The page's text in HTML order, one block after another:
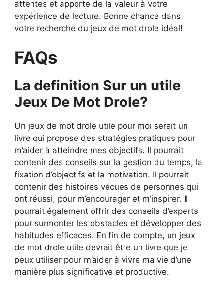
attentes et apporte de la valeur à votre
expérience de lecture. Bonne chance dans
votre recherche du jeux de mot drole idéal!
FAQs
La definition Sur un utile
Jeux De Mot Drole?
Un jeux de mot drole utile pour moi serait un
livre qui propose des stratégies pratiques pour
m’aider à atteindre mes objectifs. Il pourrait
contenir des conseils sur la gestion du temps, la
fixation d’objectifs et la motivation. Il pourrait
contenir des histoires vécues de personnes qui
ont réussi, pour m’encourager et m’inspirer. Il
pourrait également offrir des conseils d’experts
pour surmonter les obstacles et développer des
habitudes efficaces. En fin de compte, un jeux
de mot drole utile devrait être un livre que je
peux utiliser pour m’aider à vivre ma vie d’une
manière plus significative et productive.